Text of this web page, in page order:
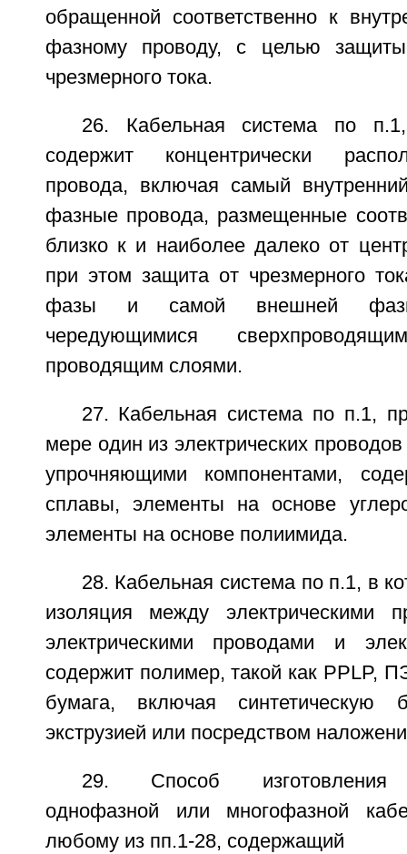
обращенной соответственно к
фазному проводу, с целью
чрезмерного тока.
26. Кабельная система по
содержит концентрически
провода, включая самый
фазные провода, размещенные
близко к и наиболее далеко от
при этом защита от чрезмерного
фазы и самой внешней фазы
чередующимися
проводящим слоями.
27. Кабельная система по п.1,
мере один из электрических
упрочняющими компонентами,
сплавы, элементы на основе
элементы на основе полиимида.
28. Кабельная система по п.1, в
изоляция между электрическими
электрическими проводами и
содержит полимер, такой как PPLP,
бумага, включая синтетическую
экструзией или посредством
29. Способ изготовления
однофазной или многофазной
любому из пп.1-28, содержащий